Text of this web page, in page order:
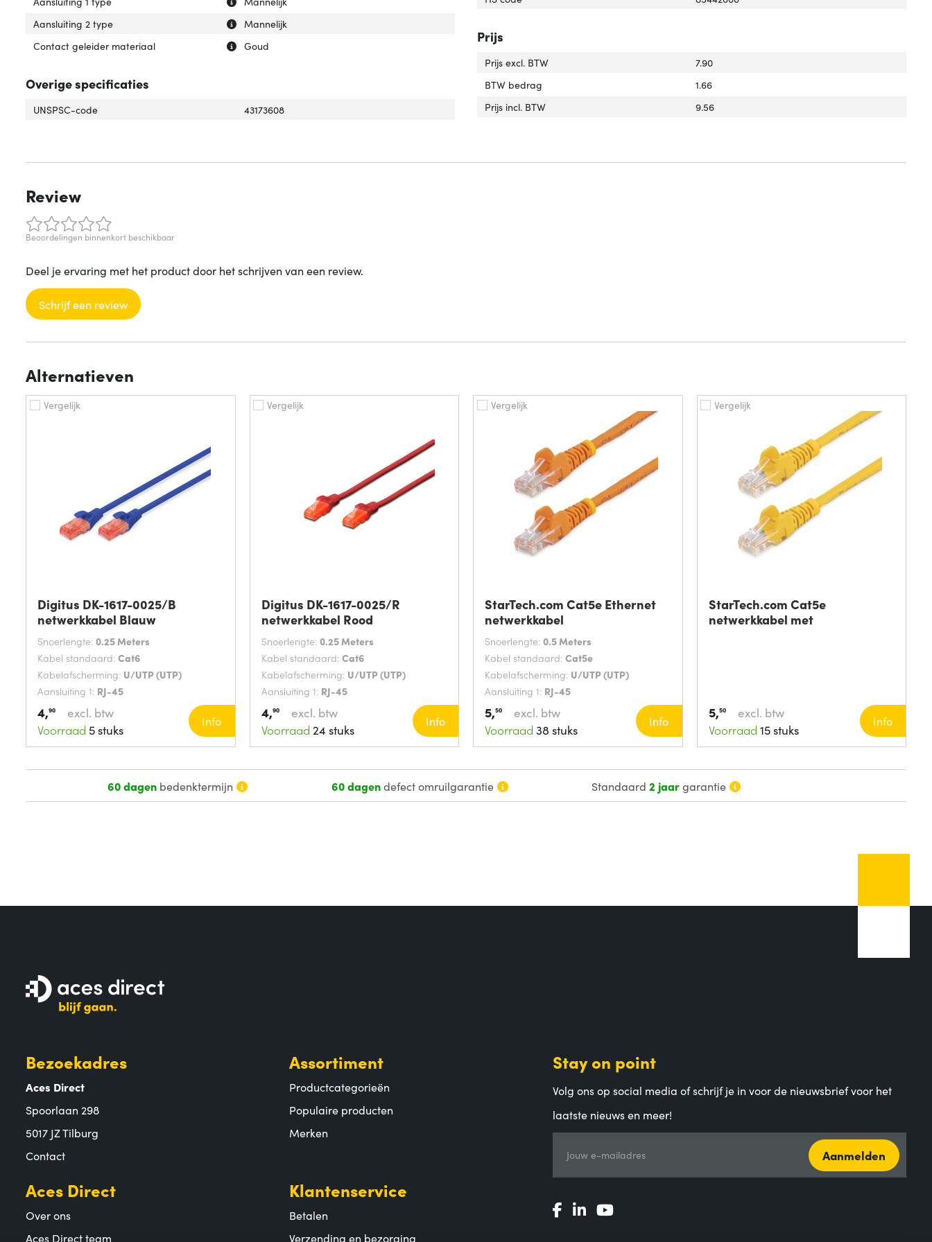
Uitleg over 'Aansluiting 2 type'
Verberg uitleg over 'Aansluiting 2 type'
Aansluiting 2 type
Mannelijk
Uitleg over 'Contact geleider materiaal'
Verberg uitleg over 'Contact geleider materiaal'
Contact geleider materiaal Goud
Overige specificaties
UNSPSC-code 43173608
Prijs
Prijs excl. BTW
7.90
BTW bedrag
1.66
Prijs incl. BTW
9.56
Review
Beoordelingen binnenkort beschikbaar
Deel je ervaring met het product door het schrijven van een review.
Schrijf een review
Alternatieven
Vergelijk
Digitus DK-1617-0025/B
netwerkkabel Blauw
Snoerlengte: 0.25 Meters
Kabel standaard: Cat6
Kabelafscherming: U/UTP (UTP)
Aansluiting 1: RJ-45
4,90
excl. btw
Voorraad 5 stuks
Info
Vergelijk
Digitus DK-1617-0025/R
netwerkkabel Rood
Snoerlengte: 0.25 Meters
Kabel standaard: Cat6
Kabelafscherming: U/UTP (UTP)
Aansluiting 1: RJ-45
4,90
excl. btw
Voorraad 24 stuks
Info
Vergelijk
StarTech.com Cat5e Ethernet
netwerkkabel
Snoerlengte: 0.5 Meters
Kabel standaard: Cat5e
Kabelafscherming: U/UTP (UTP)
Aansluiting 1: RJ-45
5,50
excl. btw
Voorraad 38 stuks
Info
Vergelijk
StarTech.com Cat5e
netwerkkabel met
5,50
excl. btw
Voorraad 15 stuks
Info
60 dagenbedenktermijn 60 dagendefect omruilgarantie Standaard2 jaargarantie
Bezoekadres
Aces Direct
Spoorlaan 298
5017 JZ Tilburg
Contact
Assortiment
Productcategorieën
Populaire producten
Merken
Aces Direct
Over ons
Aces Direct team
Klantenservice
Betalen
Verzending en bezorging
Stay on point
Volg ons op social media of schrijf je in voor de nieuwsbrief voor het
laatste nieuws en meer!
Jouw e-mailadres Aanmelden